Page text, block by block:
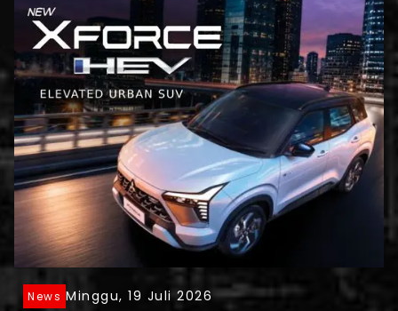
News Minggu, 19 Juli 2026